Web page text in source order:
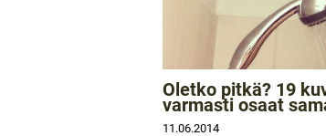
Oletko pitkä? 19
varmasti osaat
11.06.2014